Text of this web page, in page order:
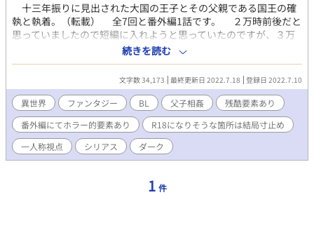
十三年振りに見出された大国の王子とその父親である国王の確
執と執着。（転載） 全7回と番外編1話です。 ２万時前後だと
思っていましたので短編に入れようと思っていたのですが、３万
字近くありましたので独立させることにしました。けど、短編だ
と思うのです。
続きを読む
文字数 34,173 最終更新日 2022.7.18 登録日 2022.7.10
異世界 ファンタジー BL 父子相姦
残酷要素あり
番外編にてホラー的要素あり
R18になりそうな箇所は結局寸止め
一人称視点
シリアス ダーク
1 件